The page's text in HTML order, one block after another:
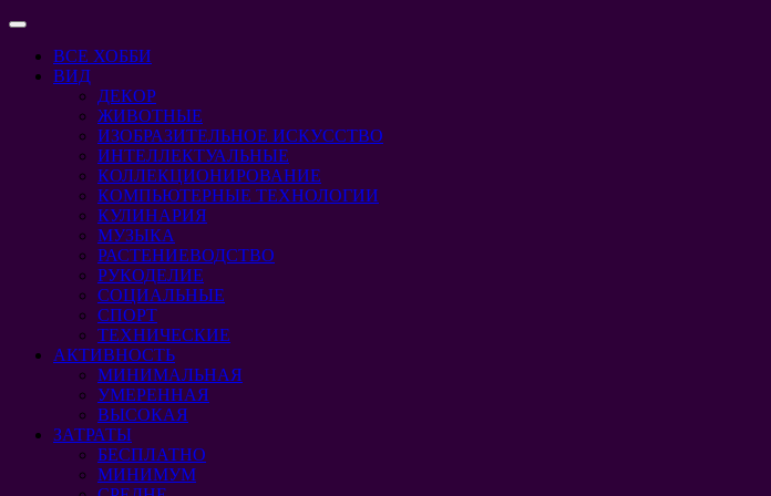
Перейти
содержимому
Перейти
содержимому
Кнопка
ОткрытьВСЕ ХОББИ
ВИД
ДЕКОР
ЖИВОТНЫЕ
ИЗОБРАЗИТЕЛЬНОЕ ИСКУССТВО
ИНТЕЛЛЕКТУАЛЬНЫЕ
КОЛЛЕКЦИОНИРОВАНИЕ
КОМПЬЮТЕРНЫЕ ТЕХНОЛОГИИ
КУЛИНАРИЯ
МУЗЫКА
РАСТЕНИЕВОДСТВО
РУКОДЕЛИЕ
СОЦИАЛЬНЫЕ
СПОРТ
ТЕХНИЧЕСКИЕ
АКТИВНОСТЬ
МИНИМАЛЬНАЯ
УМЕРЕННАЯ
ВЫСОКАЯ
ЗАТРАТЫ
БЕСПЛАТНО
МИНИМУМ